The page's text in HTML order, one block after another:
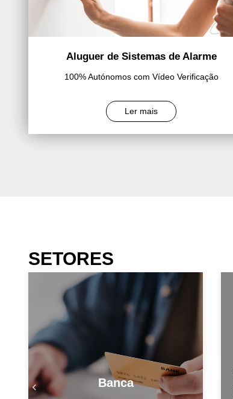
Aluguer de Sistemas de Alarme
100% Autónomos com Vídeo Verificação
Ler mais
SETORES
Banca